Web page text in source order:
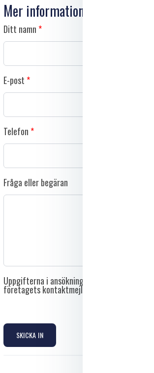
Mer information
Ditt namn
E-post
Telefon
Fråga eller begäran
Uppgifterna i ansökningsformuläret skickas
företagets kontaktmejl och delas inte med
SKICKA IN